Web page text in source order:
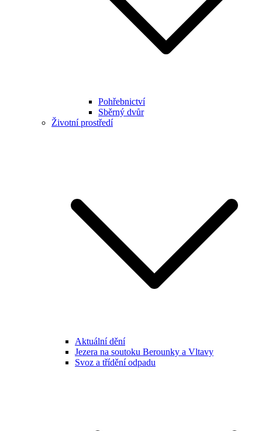
Pohřebnictví
Sběrný dvůr
Životní prostředí
Aktuální dění
Jezera na soutoku Berounky a Vltavy
Svoz a třídění odpadu